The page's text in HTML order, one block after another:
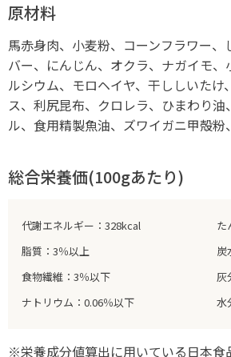
原材料
馬赤身肉、小麦粉、コーンフラワー、
バー、にんじん、オクラ、ナガイモ、
ルシウム、モロヘイヤ、干ししいたけ
ス、利尻昆布、クロレラ、ひまわり油
ル、食用精製魚油、ズワイガニ甲殻粉
総合栄養価(100gあたり)
代謝エネルギー：328kcal
た
脂質：3％以上
炭
食物繊維：3％以下
灰
ナトリウム：0.06％以下
水
※栄養成分値算出に用いている日本食